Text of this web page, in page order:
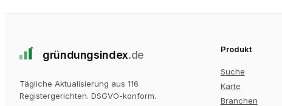
gründungsindex.de
Tägliche Aktualisierung aus 116
Registergerichten. DSGVO-konform.
Produkt
Suche
Karte
Branchen